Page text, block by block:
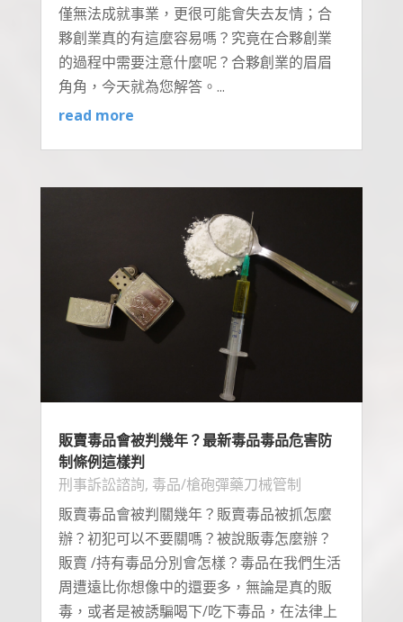
僅無法成就事業，更很可能會失去友情；合
夥創業真的有這麼容易嗎？究竟在合夥創業
的過程中需要注意什麼呢？合夥創業的眉眉
角角，今天就為您解答。...
read more
販賣毒品會被判幾年？最新毒品毒品危害防
制條例這樣判
刑事訴訟諮詢, 毒品/槍砲彈藥刀械管制
販賣毒品會被判關幾年？販賣毒品被抓怎麼
辦？初犯可以不要關嗎？被說販毒怎麼辦？
販賣 /持有毒品分別會怎樣？毒品在我們生活
周遭遠比你想像中的還要多，無論是真的販
毒，或者是被誘騙喝下/吃下毒品，在法律上